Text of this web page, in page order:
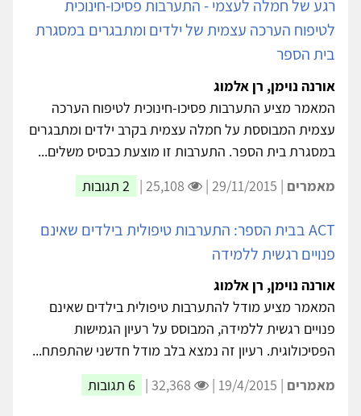
רגע של חמלה לעצמי - התערבות פסיכו-חינוכית
לטיפוח הערכה עצמית של ילדים ומתבגרים במסגרת
בית הספר
אורנה נוימן, רן אלמוג
המאמר מציע התערבות פסיכו-חינוכית לטיפוח הערכה
עצמית המבוססת על חמלה עצמית בקרב ילדים ומתבגרים
במסגרת בית הספר. התערבות זו מוצעת כבסיס משלים...
מאמרים | 29/11/2015 | 2 תגובות
ACT בבית הספר: התערבות טיפולית בילדים שאינם
פנויים רגשית ללמידה
אורנה נוימן, רן אלמוג
המאמר מציע מודל להתערבות טיפולית בילדים שאינם
פנויים רגשית ללמידה, המבוסס על רעיון הגמישות
הפסיכולוגית. רעיון זה נמצא בלב מודל חדשני שהתפתח...
מאמרים | 19/4/2015 | 6 תגובות